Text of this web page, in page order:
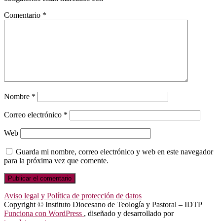
Comentario *
Nombre *
Correo electrónico *
Web
Guarda mi nombre, correo electrónico y web en este navegador
para la próxima vez que comente.
Aviso legal y Política de protección de datos
Copyright © Instituto Diocesano de Teología y Pastoral – IDTP
Funciona con WordPress , diseñado y desarrollado por